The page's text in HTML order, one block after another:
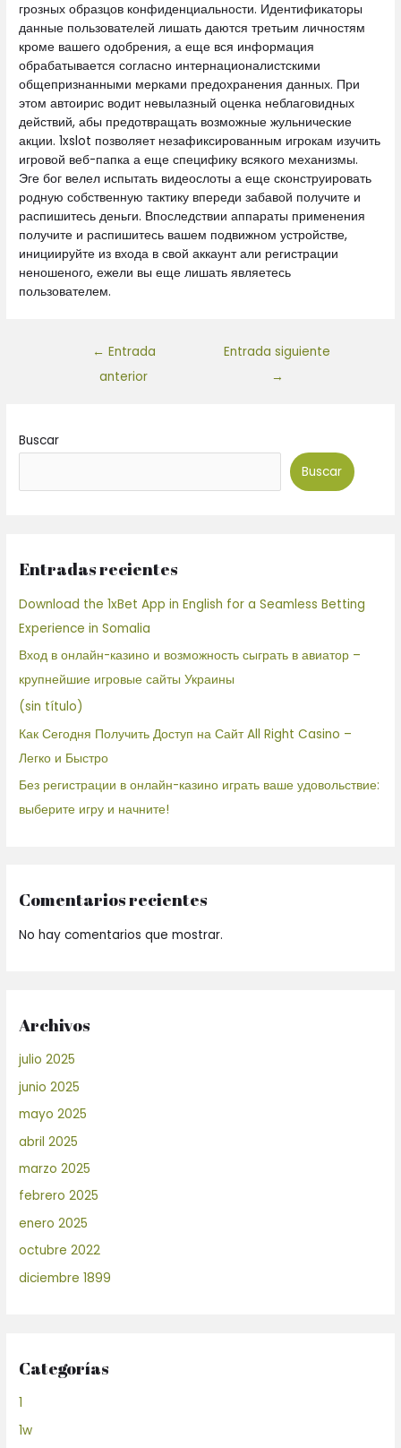
грозных образцов конфиденциальности. Идентификаторы
данные пользователей лишать даются третьим личностям
кроме вашего одобрения, а еще вся информация
обрабатывается согласно интернационалистскими
общепризнанными мерками предохранения данных. При
этом автоирис водит невылазный оценка неблаговидных
действий, абы предотвращать возможные жульнические
акции. 1xslot позволяет незафиксированным игрокам изучить
игровой веб-папка а еще специфику всякого механизмы.
Эге бог велел испытать видеослоты а еще сконструировать
родную собственную тактику впереди забавой получите и
распишитесь деньги. Впоследствии аппараты применения
получите и распишитесь вашем подвижном устройстве,
инициируйте из входа в свой аккаунт али регистрации
неношеного, ежели вы еще лишать являетесь
пользователем.
← Entrada
anterior
Entrada siguiente
→
Buscar
Buscar
Entradas recientes
Download the 1xBet App in English for a Seamless Betting
Experience in Somalia
Вход в онлайн-казино и возможность сыграть в авиатор –
крупнейшие игровые сайты Украины
(sin título)
Как Сегодня Получить Доступ на Сайт All Right Casino –
Легко и Быстро
Без регистрации в онлайн-казино играть ваше удовольствие:
выберите игру и начните!
Comentarios recientes
No hay comentarios que mostrar.
Archivos
julio 2025
junio 2025
mayo 2025
abril 2025
marzo 2025
febrero 2025
enero 2025
octubre 2022
diciembre 1899
Categorías
1
1w